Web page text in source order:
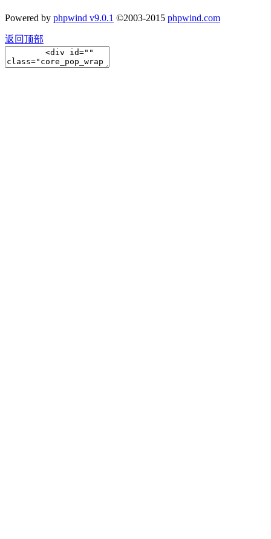
Powered by phpwind v9.0.1 ©2003-2015 phpwind.com
返回顶部